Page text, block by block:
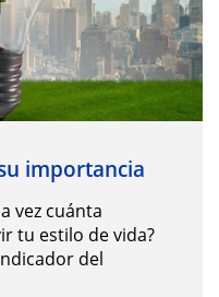
importancia
vez cuánta
tu estilo de vida?
del